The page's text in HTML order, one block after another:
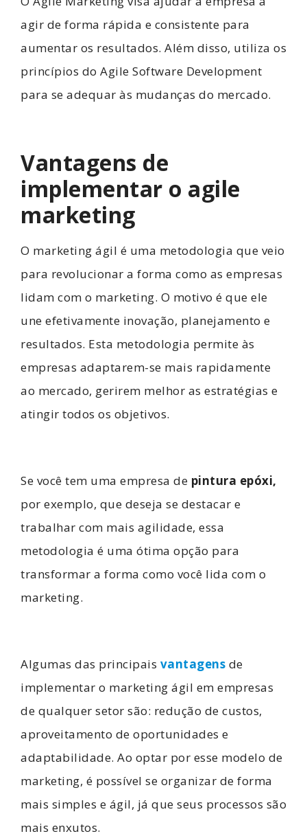
agir de forma rápida e consistente para
aumentar os resultados. Além disso, utiliza os
princípios do Agile Software Development
para se adequar às mudanças do mercado.
Vantagens de
implementar o agile
marketing
O marketing ágil é uma metodologia que veio
para revolucionar a forma como as empresas
lidam com o marketing. O motivo é que ele
une efetivamente inovação, planejamento e
resultados. Esta metodologia permite às
empresas adaptarem-se mais rapidamente
ao mercado, gerirem melhor as estratégias e
atingir todos os objetivos.
Se você tem uma empresa de pintura epóxi,
por exemplo, que deseja se destacar e
trabalhar com mais agilidade, essa
metodologia é uma ótima opção para
transformar a forma como você lida com o
marketing.
Algumas das principais vantagens de
implementar o marketing ágil em empresas
de qualquer setor são: redução de custos,
aproveitamento de oportunidades e
adaptabilidade. Ao optar por esse modelo de
marketing, é possível se organizar de forma
mais simples e ágil, já que seus processos são
mais enxutos.